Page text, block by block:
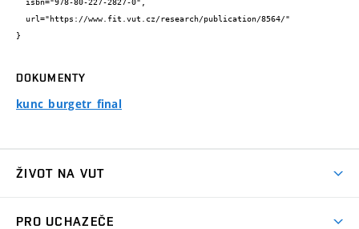
}
DOKUMENTY
kunc_burgetr_final
ŽIVOT NA VUT
PRO UCHAZEČE